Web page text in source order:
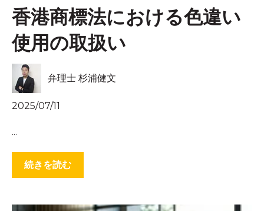
香港商標法における色違い
使用の取扱い
弁理士 杉浦健文
2025/07/11
...
続きを読む